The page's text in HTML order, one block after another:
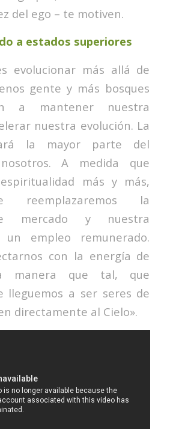
del ego – te motiven.
a estados superiores
evolucionar más allá de
gente y más bosques
a mantener nuestra
nuestra evolución. La
la mayor parte del
A medida que
más y más,
reemplazaremos la
mercado y nuestra
un empleo remunerado.
con la energía de
manera que tal, que
lleguemos a ser seres de
directamente al Cielo».